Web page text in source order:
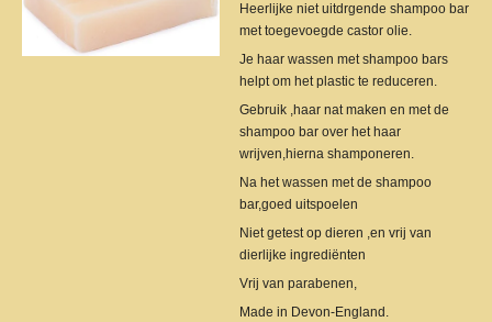
Heerlijke niet uitdrgende shampoo bar
met toegevoegde castor olie.
Je haar wassen met shampoo bars
helpt om het plastic te reduceren.
Gebruik ,haar nat maken en met de
shampoo bar over het haar
wrijven,hierna shamponeren.
Na het wassen met de shampoo
bar,goed uitspoelen
Niet getest op dieren ,en vrij van
dierlijke ingrediënten
Vrij van parabenen,
Made in Devon-England.